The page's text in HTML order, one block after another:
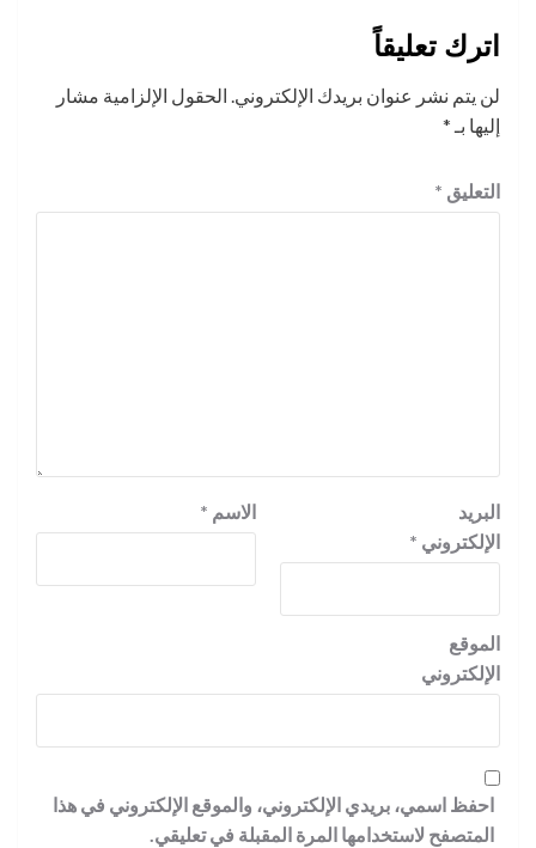
اترك تعليقاً
لن يتم نشر عنوان بريدك الإلكتروني. الحقول الإلزامية مشار
إليها بـ *
التعليق *
الاسم *
البريد
الإلكتروني *
الموقع
الإلكتروني
احفظ اسمي، بريدي الإلكتروني، والموقع الإلكتروني في هذا
المتصفح لاستخدامها المرة المقبلة في تعليقي.